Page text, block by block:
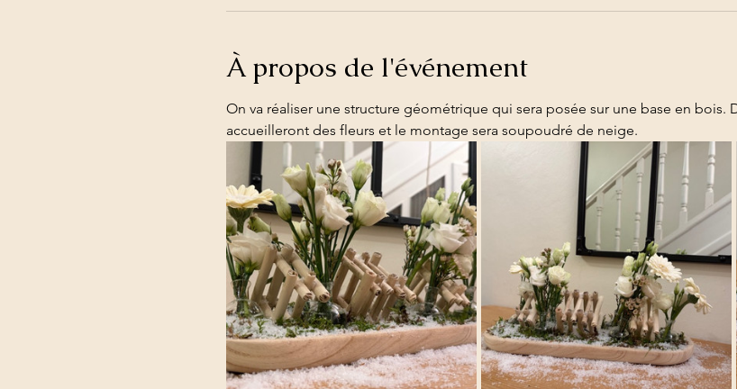
À propos de l'événement
On va réaliser une structure géométrique qui sera posée sur une base en bois.
accueilleront des fleurs et le montage sera soupoudré de neige.